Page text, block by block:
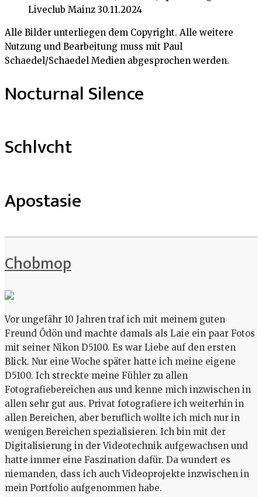
Alle Bilder unterliegen dem Copyright. Alle weitere
Nutzung und Bearbeitung muss mit Paul
Schaedel/Schaedel Medien abgesprochen werden.
Nocturnal Silence
Schlvcht
Apostasie
Chobmop
Vor ungefähr 10 Jahren traf ich mit meinem guten
Freund Ödön und machte damals als Laie ein paar Fotos
mit seiner Nikon D5100. Es war Liebe auf den ersten
Blick. Nur eine Woche später hatte ich meine eigene
D5100. Ich streckte meine Fühler zu allen
Fotografiebereichen aus und kenne mich inzwischen in
allen sehr gut aus. Privat fotografiere ich weiterhin in
allen Bereichen, aber beruflich wollte ich mich nur in
wenigen Bereichen spezialisieren. Ich bin mit der
Digitalisierung in der Videotechnik aufgewachsen und
hatte immer eine Faszination dafür. Da wundert es
niemanden, dass ich auch Videoprojekte inzwischen in
mein Portfolio aufgenommen habe.